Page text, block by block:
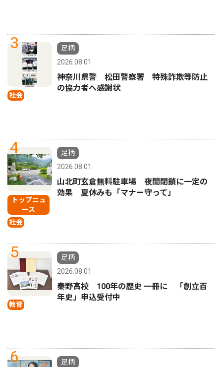
3
社会
足柄
2026.08.01
神奈川県警 松田警察署 特殊詐欺等防止
の協力者へ感謝状
4
トップニュ
ース
社会
足柄
2026.08.01
山北町玄倉無料駐車場 夜間閉鎖に一定の
効果 夏休みも「マナー守って」
5
教育
足柄
2026.08.01
秦野高校 100年の歴史 一冊に 「創立百
年史」申込受付中
6
足柄